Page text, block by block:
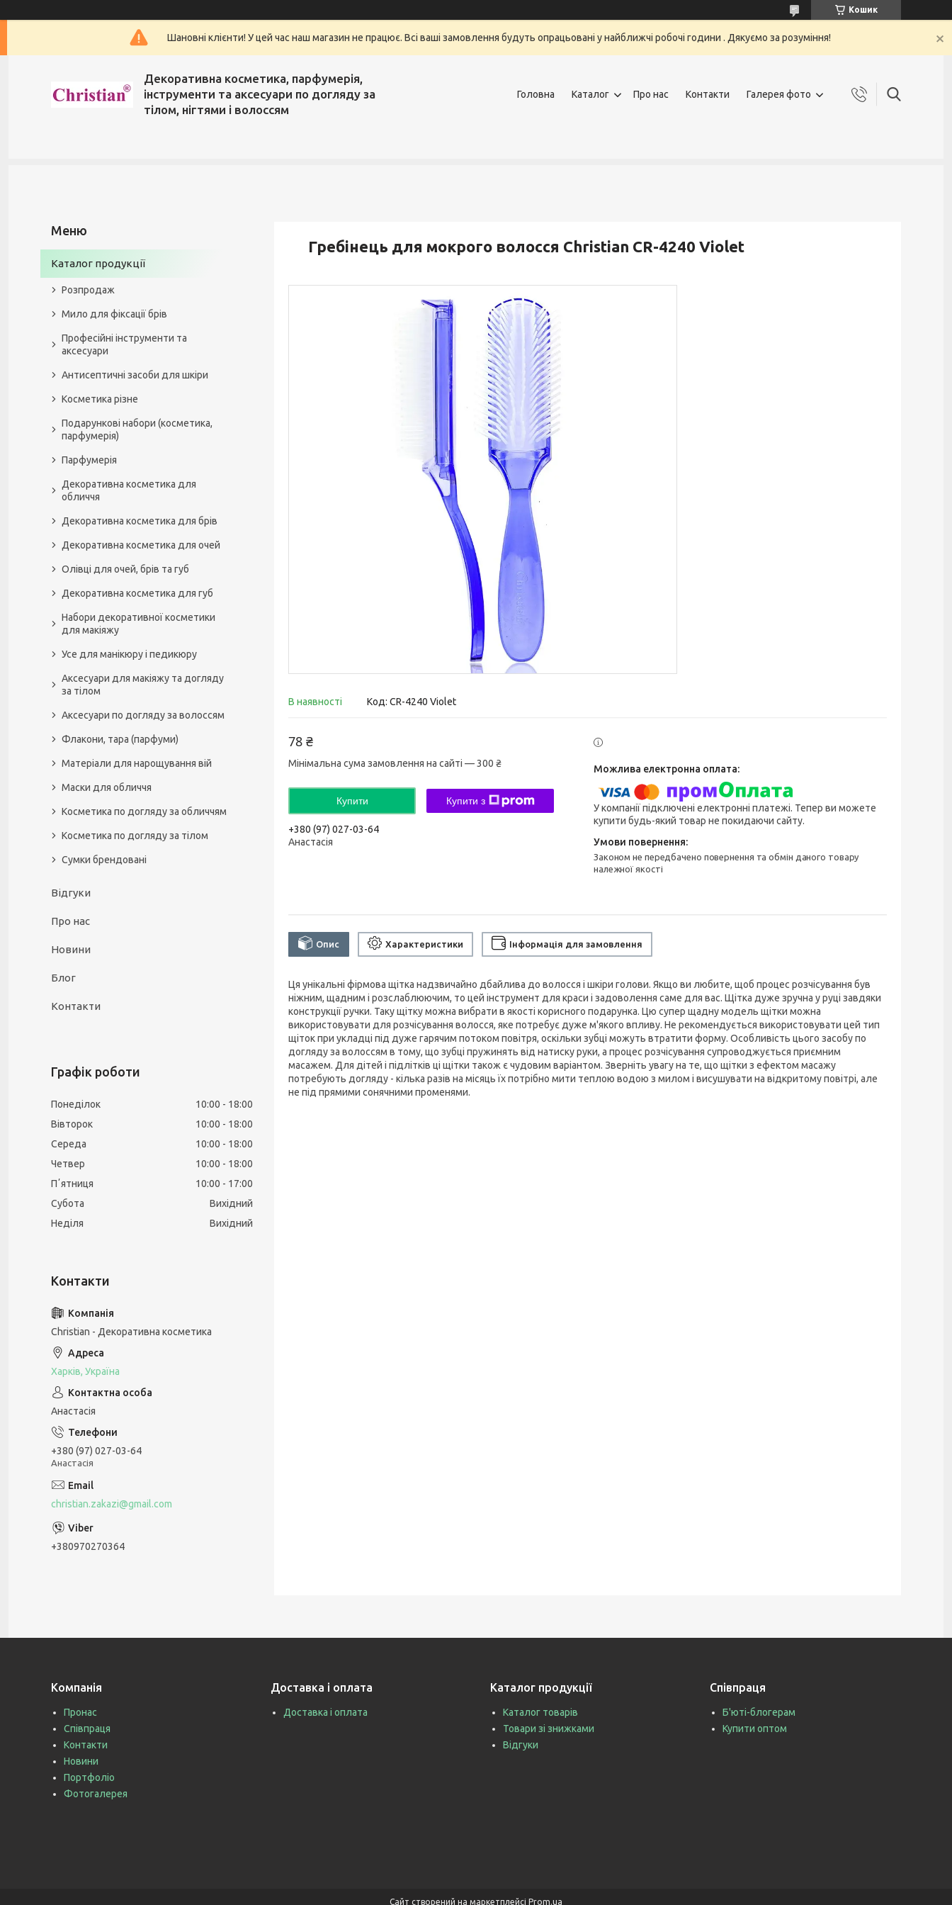
Кошик
Шановні клієнти! У цей час наш магазин не працює. Всі ваші замовлення будуть опрацьовані у найближчі робочі години . Дякуємо за розуміння!
Декоративна косметика, парфумерія,
інструменти та аксесуари по догляду за
тілом, нігтями і волоссям
Головна Каталог Про нас Контакти Галерея фото
Гребінець для мокрого волосся Christian CR-4240 Violet
В наявності Код: CR-4240 Violet
78 ₴
Мінімальна сума замовлення на сайті — 300 ₴
Купити Купити з
+380 (97) 027-03-64
Анастасія
У компанії підключені електронні платежі. Тепер ви можете
купити будь-який товар не покидаючи сайту.
Законом не передбачено повернення та обмін даного товару
належної якості
Опис Характеристики Інформація для замовлення
Ця унікальні фірмова щітка надзвичайно дбайлива до волосся і шкіри голови. Якщо ви любите, щоб процес розчісування був
ніжним, щадним і розслаблюючим, то цей інструмент для краси і задоволення саме для вас. Щітка дуже зручна у руці завдяки
конструкції ручки. Таку щітку можна вибрати в якості корисного подарунка. Цю супер щадну модель щітки можна
використовувати для розчісування волосся, яке потребує дуже м'якого впливу. Не рекомендується використовувати цей тип
щіток при укладці під дуже гарячим потоком повітря, оскільки зубці можуть втратити форму. Особливість цього засобу по
догляду за волоссям в тому, що зубці пружинять від натиску руки, а процес розчісування супроводжується приємним
масажем. Для дітей і підлітків ці щітки також є чудовим варіантом. Зверніть увагу на те, що щітки з ефектом масажу
потребують догляду - кілька разів на місяць їх потрібно мити теплою водою з милом і висушувати на відкритому повітрі, але
не під прямими сонячними променями.
Каталог продукції
Розпродаж
Мило для фіксації брів
Професійні інструменти та
аксесуари
Антисептичні засоби для шкіри
Косметика різне
Подарункові набори (косметика,
парфумерія)
Парфумерія
Декоративна косметика для
обличчя
Декоративна косметика для брів
Декоративна косметика для очей
Олівці для очей, брів та губ
Декоративна косметика для губ
Набори декоративної косметики
для макіяжу
Усе для манікюру і педикюру
Аксесуари для макіяжу та догляду
за тілом
Аксесуари по догляду за волоссям
Флакони, тара (парфуми)
Матеріали для нарощування вій
Маски для обличчя
Косметика по догляду за обличчям
Косметика по догляду за тілом
Сумки брендовані
Відгуки
Про нас
Новини
Блог
Контакти
Графік роботи
Понеділок 10:00
18:00
Вівторок
10:00
18:00
Середа
10:00
18:00
Четвер
10:00
18:00
Пʼятниця
10:00
17:00
Субота
Вихідний
Неділя
Вихідний
Christian - Декоративна косметика
Харків, Україна
Анастасія
+380 (97) 027-03-64
Анастасія
christian.zakazi@gmail.com
+380970270364
Компанія
Пронас
Співпраця
Контакти
Новини
Портфоліо
Фотогалерея
Доставка і оплата
Доставка і оплата
Каталог продукції
Каталог товарів
Товари зі знижками
Відгуки
Співпраця
Б'юті-блогерам
Купити оптом
Сайт створений на маркетплейсі Prom.ua